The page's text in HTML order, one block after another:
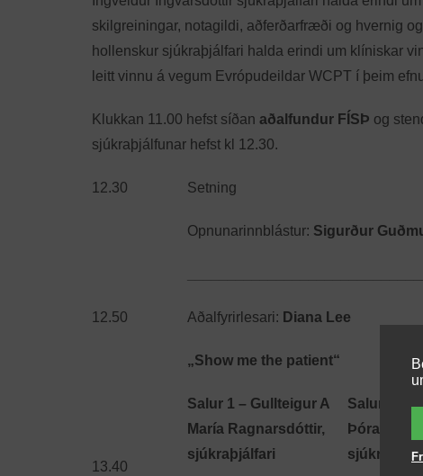
skilgreiningar, notagildi, aðferðarfræði og hvernig
hollenskur sjúkraþjálfari halda erindi um klíniskar
leitt vinnu á vegum Evrópudeildar WCPT í þeim
Klukkan 11.00 hefst síðan aðalfundur FÍSÞ og
sjúkraþjálfunar hefst kl 12.30.
12.30
12.50
Setning
Opnunarinnblástur: Sigurður
Aðalfyrirlesari: Diana Lee
„Show me the patient“
Salur 1 – Gullteigur A Salur 2-
13.40
María Ragnarsdóttir,
sjúkraþjálfari
Þóra